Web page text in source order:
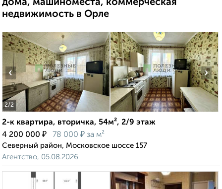
дома, машиноместа, коммерческая
недвижимость в Орле
2/2
‹ ›
2-к квартира, вторичка, 54м², 2/9 этаж
4 200 000 ₽ 78 000 ₽ за м²
Северный район, Московское шоссе 157
Агентство, 05.08.2026